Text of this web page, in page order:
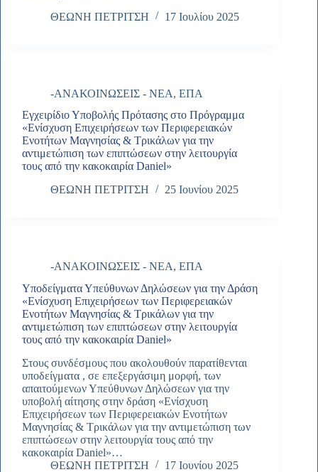
ΘΕΩΝΗ ΠΕΤΡΙΤΣΗ
17 Ιουλίου 2025
-ΑΝΑΚΟΙΝΩΣΕΙΣ - ΝΕΑ, ΕΠΑ
Εγχειρίδιο Υποβολής Πρότασης στο Πρόγραμμα
«Ενίσχυση Επιχειρήσεων των Περιφερειακών
Ενοτήτων Μαγνησίας & Τρικάλων για την
αντιμετώπιση των επιπτώσεων στην λειτουργία
τους από την κακοκαιρία Daniel»
ΘΕΩΝΗ ΠΕΤΡΙΤΣΗ
25 Ιουνίου 2025
-ΑΝΑΚΟΙΝΩΣΕΙΣ - ΝΕΑ, ΕΠΑ
Υποδείγματα Υπεύθυνων Δηλώσεων για την Δράση
«Ενίσχυση Επιχειρήσεων των Περιφερειακών
Ενοτήτων Μαγνησίας & Τρικάλων για την
αντιμετώπιση των επιπτώσεων στην λειτουργία
τους από την κακοκαιρία Daniel»
Στους συνδέσμους που ακολουθούν παρατίθενται
υποδείγματα , σε επεξεργάσιμη μορφή, των
απαιτούμενων Υπεύθυνων Δηλώσεων για την
υποβολή αίτησης στην δράση «Ενίσχυση
Επιχειρήσεων των Περιφερειακών Ενοτήτων
Μαγνησίας & Τρικάλων για την αντιμετώπιση των
επιπτώσεων στην λειτουργία τους από την
κακοκαιρία Daniel»…
ΘΕΩΝΗ ΠΕΤΡΙΤΣΗ
17 Ιουνίου 2025